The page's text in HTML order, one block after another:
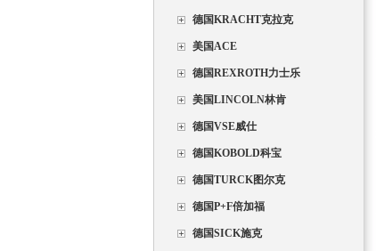
德国KRACHT克拉克
美国ACE
德国REXROTH力士乐
美国LINCOLN林肯
德国VSE威仕
德国KOBOLD科宝
德国TURCK图尔克
德国P+F倍加福
德国SICK施克